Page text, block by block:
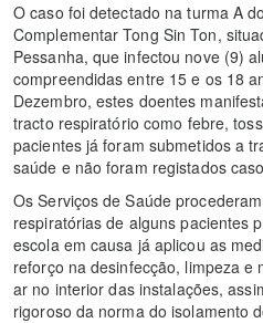
O caso foi detectado na turma A
Complementar Tong Sin Ton,
Pessanha, que infectou nove (9)
compreendidas entre 15 e os 18
Dezembro, estes doentes
tracto respiratório como febre,
pacientes já foram submetidos a
saúde e não foram registados
Os Serviços de Saúde
respiratórias de alguns pacientes
escola em causa já aplicou as
reforço na desinfecção, limpeza e
ar no interior das instalações,
rigoroso da norma do isolamento